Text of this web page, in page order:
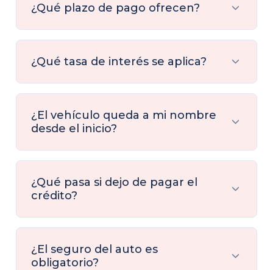
¿Qué plazo de pago ofrecen?
¿Qué tasa de interés se aplica?
¿El vehículo queda a mi nombre
desde el inicio?
¿Qué pasa si dejo de pagar el
crédito?
¿El seguro del auto es
obligatorio?